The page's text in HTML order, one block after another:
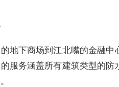
地下商场到江北嘴的金融
服务涵盖所有建筑类型的